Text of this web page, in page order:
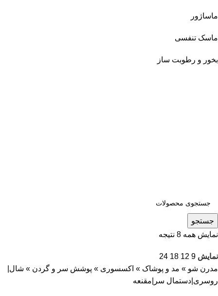
ماساژور
ماسک تنفسی
بخور و رطوبت ساز
جستجو
نمایش همه 8 نتیجه
نمایش 9
12
18
24
مدرن شو » مد و پوشاک » اکسسوری » پوشش سر و گردن » شال|
روسری|دستمال سر|مقنعه